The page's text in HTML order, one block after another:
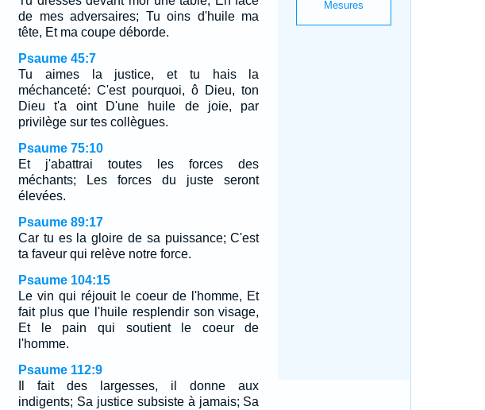
de mes adversaires; Tu oins d'huile ma
tête, Et ma coupe déborde.
Psaume 45:7
Tu aimes la justice, et tu hais la
méchanceté: C'est pourquoi, ô Dieu, ton
Dieu t'a oint D'une huile de joie, par
privilège sur tes collègues.
Psaume 75:10
Et j'abattrai toutes les forces des
méchants; Les forces du juste seront
élevées.
Psaume 89:17
Car tu es la gloire de sa puissance; C'est
ta faveur qui relève notre force.
Psaume 104:15
Le vin qui réjouit le coeur de l'homme, Et
fait plus que l'huile resplendir son visage,
Et le pain qui soutient le coeur de
l'homme.
Psaume 112:9
Il fait des largesses, il donne aux
indigents; Sa justice subsiste à jamais; Sa